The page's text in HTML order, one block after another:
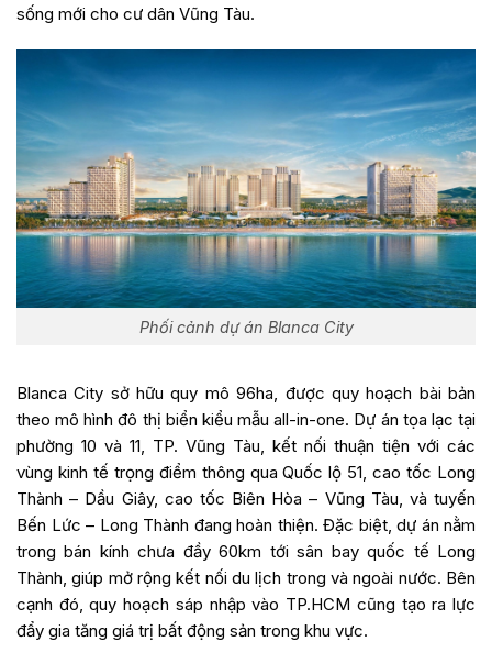
sống mới cho cư dân Vũng Tàu.
Phối cảnh dự án Blanca City
Blanca City sở hữu quy mô 96ha, được quy hoạch bài bản
theo mô hình đô thị biển kiểu mẫu all-in-one. Dự án tọa lạc tại
phường 10 và 11, TP. Vũng Tàu, kết nối thuận tiện với các
vùng kinh tế trọng điểm thông qua Quốc lộ 51, cao tốc Long
Thành – Dầu Giây, cao tốc Biên Hòa – Vũng Tàu, và tuyến
Bến Lức – Long Thành đang hoàn thiện. Đặc biệt, dự án nằm
trong bán kính chưa đầy 60km tới sân bay quốc tế Long
Thành, giúp mở rộng kết nối du lịch trong và ngoài nước. Bên
cạnh đó, quy hoạch sáp nhập vào TP.HCM cũng tạo ra lực
đẩy gia tăng giá trị bất động sản trong khu vực.